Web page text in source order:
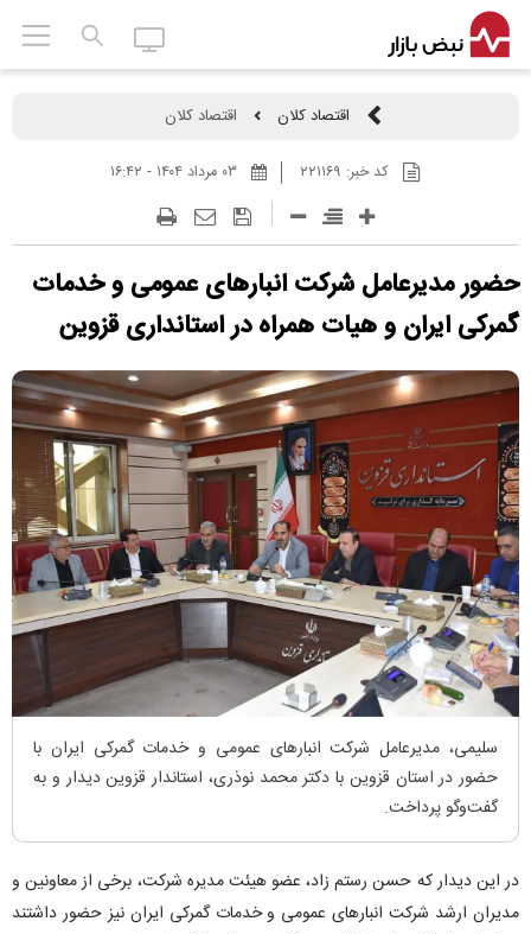
اقتصاد کلان اقتصاد کلان
کد خبر: ۲۲۱۱۶۹ ۰۳ مرداد ۱۴۰۴ - ۱۶:۴۲
حضور مدیرعامل شرکت انبارهای عمومی و خدمات
گمرکی ایران و هیات همراه در استانداری قزوین
سلیمی، مدیرعامل شرکت انبار‌های عمومی و خدمات گمرکی ایران با
حضور در استان قزوین با دکتر محمد نوذری، استاندار قزوین دیدار و به
گفت‌و‌گو پرداخت.
در این دیدار که حسن رستم زاد، عضو هیئت مدیره شرکت، برخی از معاونین و
مدیران ارشد شرکت انبار‌های عمومی و خدمات گمرکی ایران نیز حضور داشتند